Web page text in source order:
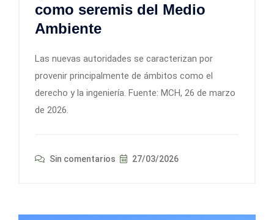
como seremis del Medio
Ambiente
Las nuevas autoridades se caracterizan por
provenir principalmente de ámbitos como el
derecho y la ingeniería. Fuente: MCH, 26 de marzo
de 2026.
Sin comentarios 27/03/2026